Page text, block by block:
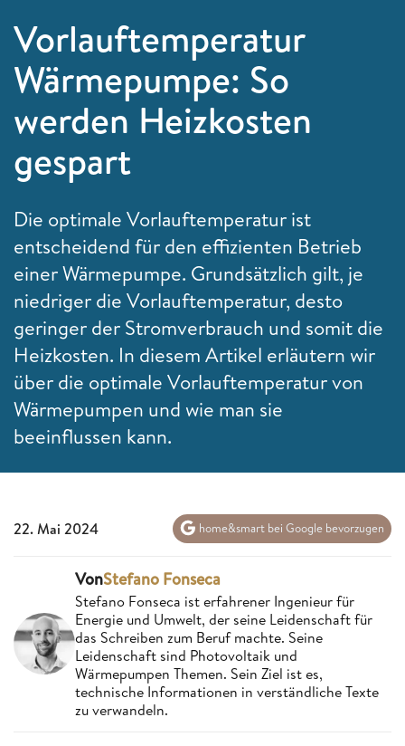
Vorlauftemperatur
Wärmepumpe: So
werden Heizkosten
gespart
Die optimale Vorlauftemperatur ist
entscheidend für den effizienten Betrieb
einer Wärmepumpe. Grundsätzlich gilt, je
niedriger die Vorlauftemperatur, desto
geringer der Stromverbrauch und somit die
Heizkosten. In diesem Artikel erläutern wir
über die optimale Vorlauftemperatur von
Wärmepumpen und wie man sie
beeinflussen kann.
22. Mai 2024 home&smart bei Google bevorzugen
VonStefano Fonseca
Stefano Fonseca ist erfahrener Ingenieur für
Energie und Umwelt, der seine Leidenschaft für
das Schreiben zum Beruf machte. Seine
Leidenschaft sind Photovoltaik und
Wärmepumpen Themen. Sein Ziel ist es,
technische Informationen in verständliche Texte
zu verwandeln.